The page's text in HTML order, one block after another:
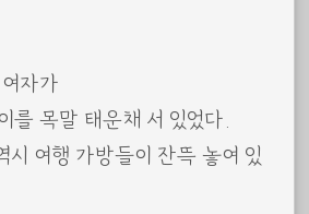
자가
를 목말 태운채 서 있었다.
시 여행 가방들이 잔뜩 놓여 있